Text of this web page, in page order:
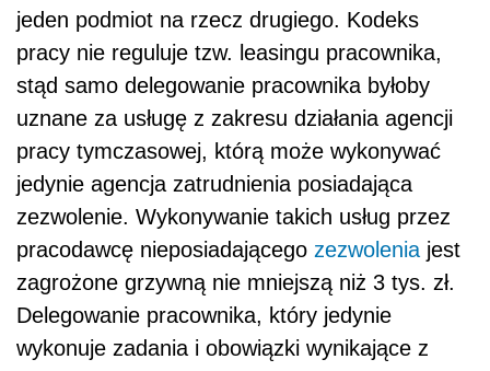
jeden podmiot na rzecz drugiego. Kodeks
pracy nie reguluje tzw. leasingu pracownika,
stąd samo delegowanie pracownika byłoby
uznane za usługę z zakresu działania agencji
pracy tymczasowej, którą może wykonywać
jedynie agencja zatrudnienia posiadająca
zezwolenie. Wykonywanie takich usług przez
pracodawcę nieposiadającego zezwolenia jest
zagrożone grzywną nie mniejszą niż 3 tys. zł.
Delegowanie pracownika, który jedynie
wykonuje zadania i obowiązki wynikające z